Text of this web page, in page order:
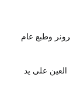
وطبع عام
على يد